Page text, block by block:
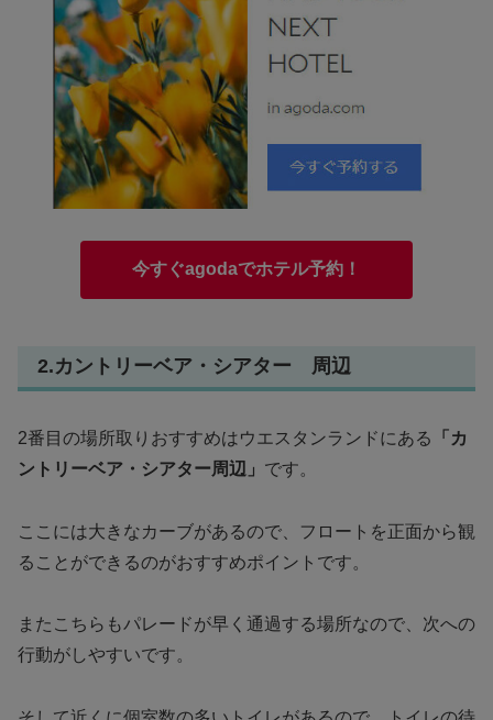
今すぐagodaでホテル予約！
2.カントリーベア・シアター 周辺
2番目の場所取りおすすめはウエスタンランドにある
「カ
ントリーベア・シアター周辺」 です。
ここには大きなカーブがあるので、フロートを正面から観
ることができるのがおすすめポイントです。
またこちらもパレードが早く通過する場所なので、次への
行動がしやすいです。